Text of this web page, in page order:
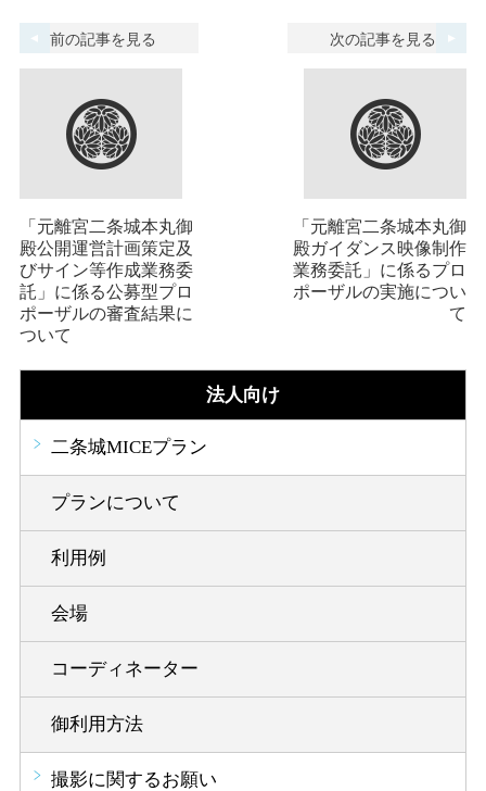
前の記事を見る
「元離宮二条城本丸御
殿公開運営計画策定及
びサイン等作成業務委
託」に係る公募型プロ
ポーザルの審査結果に
ついて
次の記事を見る
「元離宮二条城本丸御
殿ガイダンス映像制作
業務委託」に係るプロ
ポーザルの実施につい
て
法人向け
二条城MICEプラン
プランについて
利用例
会場
コーディネーター
御利用方法
撮影に関するお願い